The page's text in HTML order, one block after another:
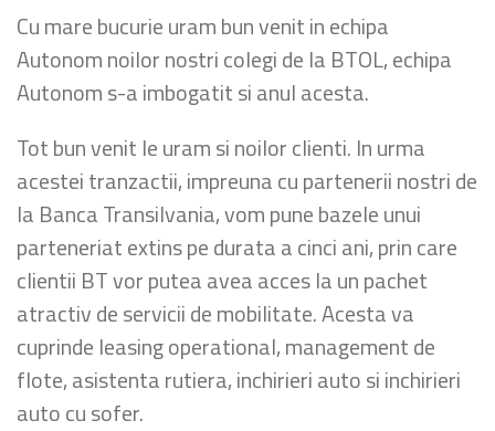
Cu mare bucurie uram bun venit in echipa
Autonom noilor nostri colegi de la BTOL, echipa
Autonom s-a imbogatit si anul acesta.
Tot bun venit le uram si noilor clienti. In urma
acestei tranzactii, impreuna cu partenerii nostri de
la Banca Transilvania, vom pune bazele unui
parteneriat extins pe durata a cinci ani, prin care
clientii BT vor putea avea acces la un pachet
atractiv de servicii de mobilitate. Acesta va
cuprinde leasing operational, management de
flote, asistenta rutiera, inchirieri auto si inchirieri
auto cu sofer.